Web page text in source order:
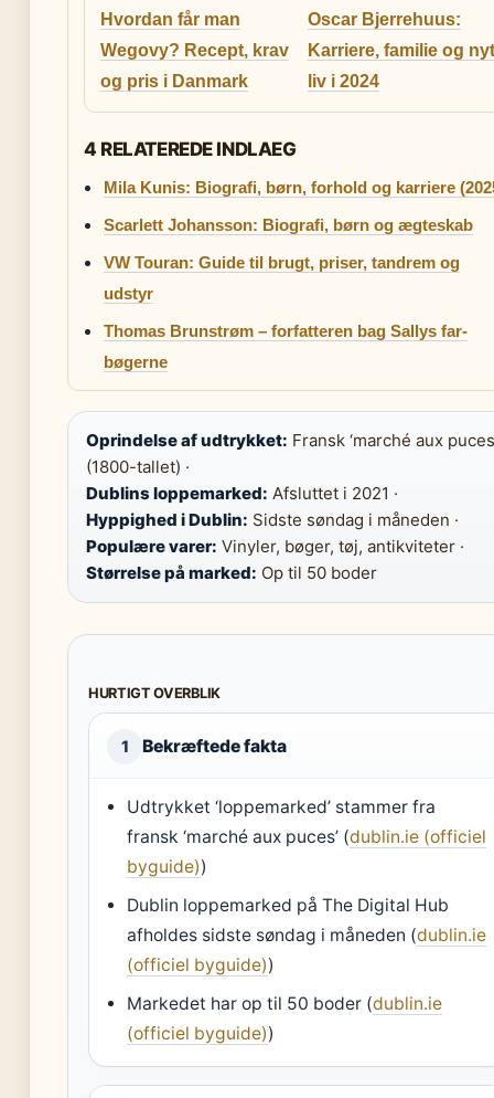
Hvordan får man
Wegovy? Recept, krav
og pris i Danmark
Oscar Bjerrehuus:
Karriere, familie og nyt
liv i 2024
4 RELATEREDE INDLAEG
Mila Kunis: Biografi, børn, forhold og karriere
Scarlett Johansson: Biografi, børn og ægteskab
VW Touran: Guide til brugt, priser, tandrem og
udstyr
Thomas Brunstrøm – forfatteren bag Sallys far-
bøgerne
Oprindelse af udtrykket: Fransk ‘marché aux
(1800-tallet) ·
Dublins loppemarked: Afsluttet i 2021 ·
Hyppighed i Dublin: Sidste søndag i måneden ·
Populære varer: Vinyler, bøger, tøj, antikviteter ·
Størrelse på marked: Op til 50 boder
HURTIGT OVERBLIK
1 Bekræftede fakta
Udtrykket ‘loppemarked’ stammer fra
fransk ‘marché aux puces’ (dublin.ie (officiel
byguide))
Dublin loppemarked på The Digital Hub
afholdes sidste søndag i måneden (dublin.ie
(officiel byguide))
Markedet har op til 50 boder (dublin.ie
(officiel byguide))